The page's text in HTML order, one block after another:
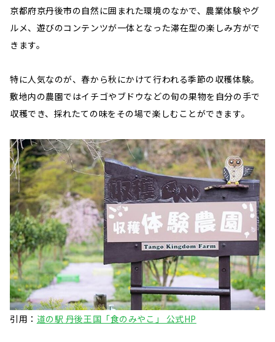
京都府京丹後市の自然に囲まれた環境のなかで、農業体験やグ
ルメ、遊びのコンテンツが一体となった滞在型の楽しみ方がで
きます。
特に人気なのが、春から秋にかけて行われる季節の収穫体験。
敷地内の農園ではイチゴやブドウなどの旬の果物を自分の手で
収穫でき、採れたての味をその場で楽しむことができます。
引用： 道の駅 丹後王国「食のみやこ」 公式HP